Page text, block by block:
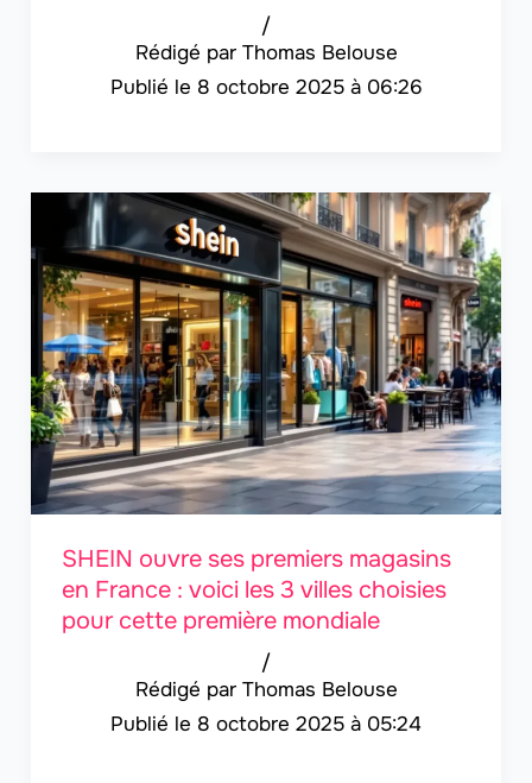
Thomas Belouse
/
8 octobre 2025 à 06:26
SHEIN ouvre ses premiers magasins
en France : voici les 3 villes choisies
pour cette première mondiale
Thomas Belouse
/
8 octobre 2025 à 05:24